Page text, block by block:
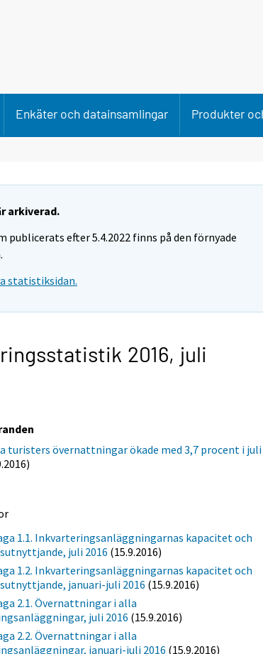
Enkäter och datainsamlingar Produkter
arkiverad.
publicerats efter 5.4.2022 finns på den förnyade
statistiksidan.
2016, juli
turisters övernattningar ökade med 3,7 procent i juli
1.1. Inkvarteringsanläggningarnas kapacitet och
juli 2016 (15.9.2016)
1.2. Inkvarteringsanläggningarnas kapacitet och
januari-juli 2016 (15.9.2016)
2.1. Övernattningar i alla
juli 2016 (15.9.2016)
2.2. Övernattningar i alla
januari-juli 2016 (15.9.2016)